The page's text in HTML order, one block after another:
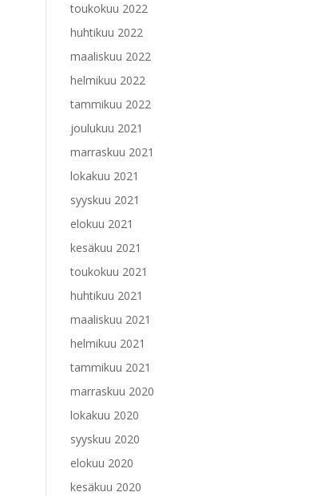
toukokuu 2022
huhtikuu 2022
maaliskuu 2022
helmikuu 2022
tammikuu 2022
joulukuu 2021
marraskuu 2021
lokakuu 2021
syyskuu 2021
elokuu 2021
kesäkuu 2021
toukokuu 2021
huhtikuu 2021
maaliskuu 2021
helmikuu 2021
tammikuu 2021
marraskuu 2020
lokakuu 2020
syyskuu 2020
elokuu 2020
kesäkuu 2020